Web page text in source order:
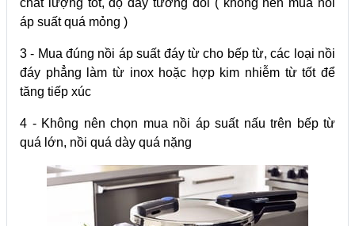
áp suất quá mỏng )
3 - Mua đúng nồi áp suất đáy từ cho bếp từ, các loại nồi
đáy phẳng làm từ inox hoặc hợp kim nhiễm từ tốt để
tăng tiếp xúc
4 - Không nên chọn mua nồi áp suất nấu trên bếp từ
quá lớn, nồi quá dày quá nặng